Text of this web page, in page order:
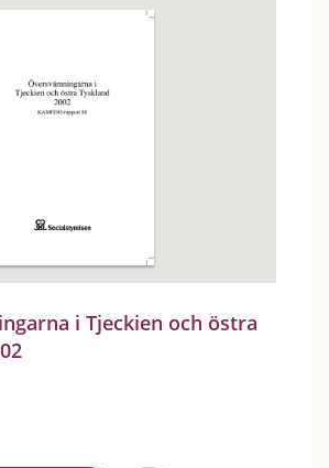
i Tjeckien och östra